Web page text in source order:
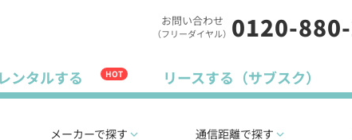
お問い合わせ
（フリーダイヤル） 0120-
レンタルする HOT リースする（サブスク）
メーカーで探す 通信距離で探す